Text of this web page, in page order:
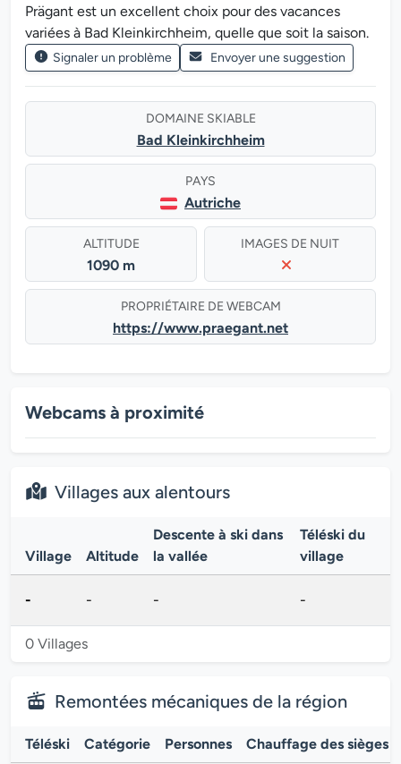
Prägant est un excellent choix pour des vacances
variées à Bad Kleinkirchheim, quelle que soit la saison.
Signaler un problème Envoyer une suggestion
DOMAINE SKIABLE
Bad Kleinkirchheim
PAYS
Autriche
ALTITUDE
1090 m
IMAGES DE NUIT
PROPRIÉTAIRE DE WEBCAM
https://www.praegant.net
Webcams à proximité
Villages aux alentours
0 Villages
Village Altitude
Descente à ski dans
la vallée
Téléski du
village
- - - -
Remontées mécaniques de la région
Téléski Catégorie Personnes Chauffage des sièges